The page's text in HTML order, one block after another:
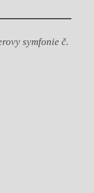
symfonie č.